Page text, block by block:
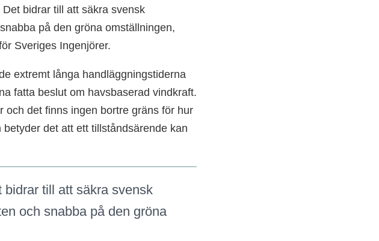
bidrar till att säkra svensk
på den gröna omställningen,
Sveriges Ingenjörer.
extremt långa handläggningstiderna
fatta beslut om havsbaserad vindkraft.
och det finns ingen bortre gräns för hur
det att ett tillståndsärende kan
till att säkra svensk
och snabba på den gröna